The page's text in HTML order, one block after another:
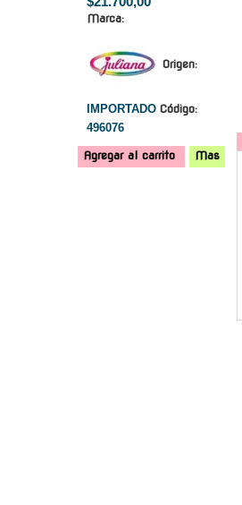
Marca:
Origen:
IMPORTADO Código:
496076
Agregar al carrito Mas